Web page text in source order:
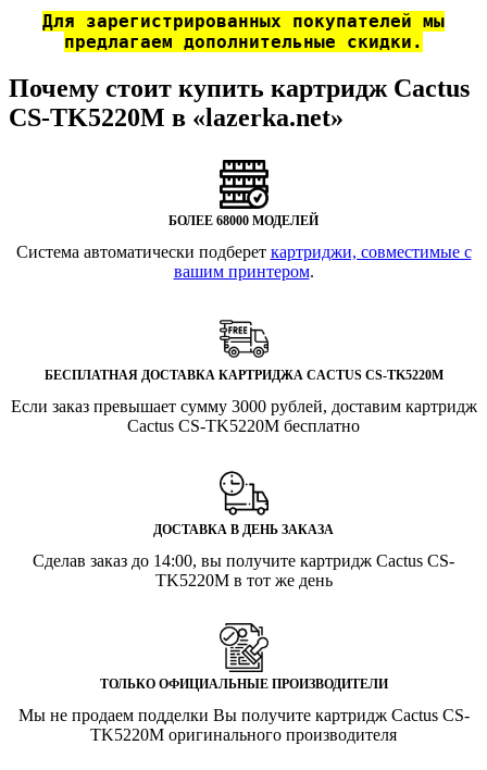
Для зарегистрированных покупателей мы
предлагаем дополнительные скидки.
Почему стоит купить картридж Cactus
CS-TK5220M в «lazerka.net»
БОЛЕЕ 68000 МОДЕЛЕЙ
Система автоматически подберет картриджи, совместимые с
вашим принтером.
БЕСПЛАТНАЯ ДОСТАВКА КАРТРИДЖА CACTUS CS-TK5220M
Если заказ превышает сумму 3000 рублей, доставим картридж
Cactus CS-TK5220M бесплатно
ДОСТАВКА В ДЕНЬ ЗАКАЗА
Сделав заказ до 14:00, вы получите картридж Cactus CS-
TK5220M в тот же день
ТОЛЬКО ОФИЦИАЛЬНЫЕ ПРОИЗВОДИТЕЛИ
Мы не продаем подделки Вы получите картридж Cactus CS-
TK5220M оригинального производителя